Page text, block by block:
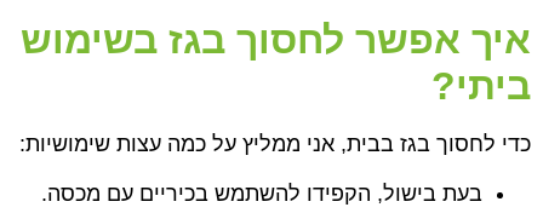
איך אפשר לחסוך בגז בשימוש
ביתי?
כדי לחסוך בגז בבית, אני ממליץ על כמה עצות שימושיות:
בעת בישול, הקפידו להשתמש בכיריים עם מכסה.